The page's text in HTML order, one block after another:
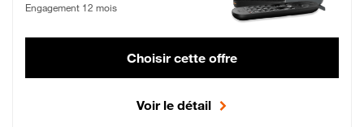
Engagement 12 mois
Choisir cette offre
Voir le détail